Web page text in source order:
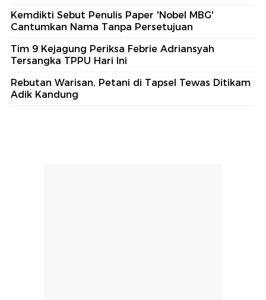
Kemdikti Sebut Penulis Paper 'Nobel MBG'
Cantumkan Nama Tanpa Persetujuan
Tim 9 Kejagung Periksa Febrie Adriansyah
Tersangka TPPU Hari Ini
Rebutan Warisan, Petani di Tapsel Tewas Ditikam
Adik Kandung